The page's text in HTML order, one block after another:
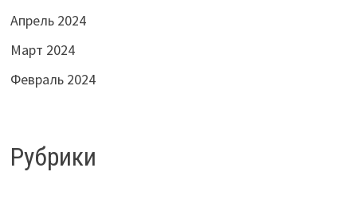
Апрель 2024
Март 2024
Февраль 2024
Рубрики